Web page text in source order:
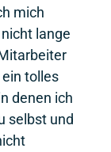
mich
lange
tolles
denen ich
selbst und